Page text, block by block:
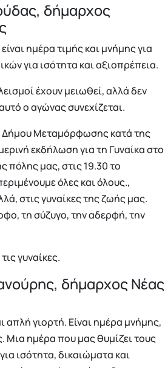
δήμαρχος
ημέρα τιμής και μνήμης για
για ισότητα και αξιοπρέπεια.
έχουν μειωθεί, αλλά δεν
ο αγώνας συνεχίζεται.
Μεταμόρφωσης κατά της
εκδήλωση για τη Γυναίκα στο
πόλης μας, στις 19.30 το
όλες και όλους.,
στις γυναίκες της ζωής μας.
τη σύζυγο, την αδερφή, την
γυναίκες.
δήμαρχος Νέας
απλή γιορτή. Είναι ημέρα μνήμης,
Μια ημέρα που μας θυμίζει τους
ισότητα, δικαιώματα και